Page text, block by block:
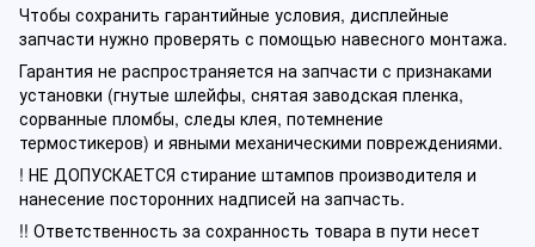
Чтобы сохранить гарантийные условия, дисплейные
запчасти нужно проверять с помощью навесного монтажа.
Гарантия не распространяется на запчасти с признаками
установки (гнутые шлейфы, снятая заводская пленка,
сорванные пломбы, следы клея, потемнение
термостикеров) и явными механическими повреждениями.
! НЕ ДОПУСКАЕТСЯ стирание штампов производителя и
нанесение посторонних надписей на запчасть.
!! Ответственность за сохранность товара в пути несет